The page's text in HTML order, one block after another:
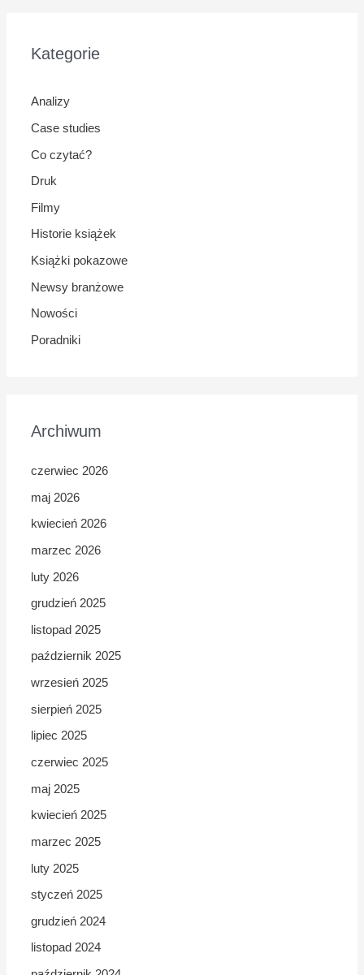
Kategorie
Analizy
Case studies
Co czytać?
Druk
Filmy
Historie książek
Książki pokazowe
Newsy branżowe
Nowości
Poradniki
Archiwum
czerwiec 2026
maj 2026
kwiecień 2026
marzec 2026
luty 2026
grudzień 2025
listopad 2025
październik 2025
wrzesień 2025
sierpień 2025
lipiec 2025
czerwiec 2025
maj 2025
kwiecień 2025
marzec 2025
luty 2025
styczeń 2025
grudzień 2024
listopad 2024